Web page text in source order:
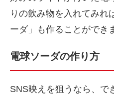
りの飲み物を入れてみれ
ーダ」も作ることができ
電球ソーダの作り方
SNS映えを狙うなら、で